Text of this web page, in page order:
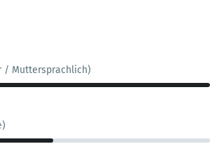
/ Muttersprachlich)